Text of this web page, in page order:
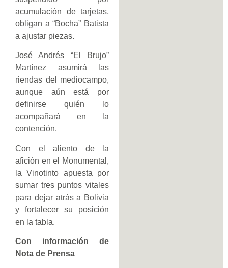
acumulación de tarjetas,
obligan a “Bocha” Batista
a ajustar piezas.
José Andrés “El Brujo”
Martínez asumirá las
riendas del mediocampo,
aunque aún está por
definirse quién lo
acompañará en la
contención.
Con el aliento de la
afición en el Monumental,
la Vinotinto apuesta por
sumar tres puntos vitales
para dejar atrás a Bolivia
y fortalecer su posición
en la tabla.
Con información de
Nota de Prensa